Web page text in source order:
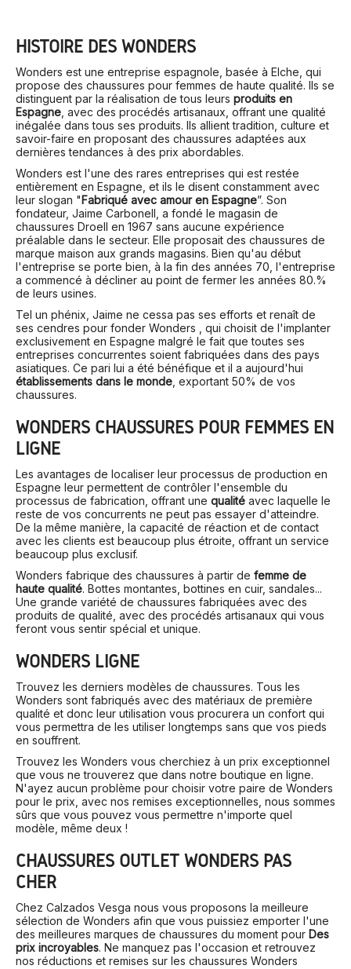
HISTOIRE DES WONDERS
Wonders est une entreprise espagnole, basée à Elche, qui
propose des chaussures pour femmes de haute qualité. Ils se
distinguent par la réalisation de tous leurs produits en
Espagne, avec des procédés artisanaux, offrant une qualité
inégalée dans tous ses produits. Ils allient tradition, culture et
savoir-faire en proposant des chaussures adaptées aux
dernières tendances à des prix abordables.
Wonders est l'une des rares entreprises qui est restée
entièrement en Espagne, et ils le disent constamment avec
leur slogan "Fabriqué avec amour en Espagne”. Son
fondateur, Jaime Carbonell, a fondé le magasin de
chaussures Droell en 1967 sans aucune expérience
préalable dans le secteur. Elle proposait des chaussures de
marque maison aux grands magasins. Bien qu'au début
l'entreprise se porte bien, à la fin des années 70, l'entreprise
a commencé à décliner au point de fermer les années 80.%
de leurs usines.
Tel un phénix, Jaime ne cessa pas ses efforts et renaît de
ses cendres pour fonder Wonders , qui choisit de l'implanter
exclusivement en Espagne malgré le fait que toutes ses
entreprises concurrentes soient fabriquées dans des pays
asiatiques. Ce pari lui a été bénéfique et il a aujourd'hui
établissements dans le monde, exportant 50% de vos
chaussures.
WONDERS CHAUSSURES POUR FEMMES EN
LIGNE
Les avantages de localiser leur processus de production en
Espagne leur permettent de contrôler l'ensemble du
processus de fabrication, offrant une qualité avec laquelle le
reste de vos concurrents ne peut pas essayer d'atteindre.
De la même manière, la capacité de réaction et de contact
avec les clients est beaucoup plus étroite, offrant un service
beaucoup plus exclusif.
Wonders fabrique des chaussures à partir de femme de
haute qualité. Bottes montantes, bottines en cuir, sandales...
Une grande variété de chaussures fabriquées avec des
produits de qualité, avec des procédés artisanaux qui vous
feront vous sentir spécial et unique.
WONDERS LIGNE
Trouvez les derniers modèles de chaussures. Tous les
Wonders sont fabriqués avec des matériaux de première
qualité et donc leur utilisation vous procurera un confort qui
vous permettra de les utiliser longtemps sans que vos pieds
en souffrent.
Trouvez les Wonders vous cherchiez à un prix exceptionnel
que vous ne trouverez que dans notre boutique en ligne.
N'ayez aucun problème pour choisir votre paire de Wonders
pour le prix, avec nos remises exceptionnelles, nous sommes
sûrs que vous pouvez vous permettre n'importe quel
modèle, même deux !
CHAUSSURES OUTLET WONDERS PAS
CHER
Chez Calzados Vesga nous vous proposons la meilleure
sélection de Wonders afin que vous puissiez emporter l'une
des meilleures marques de chaussures du moment pour Des
prix incroyables. Ne manquez pas l'occasion et retrouvez
nos réductions et remises sur les chaussures Wonders